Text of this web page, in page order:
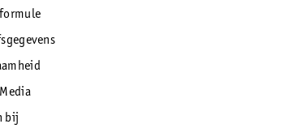
bij